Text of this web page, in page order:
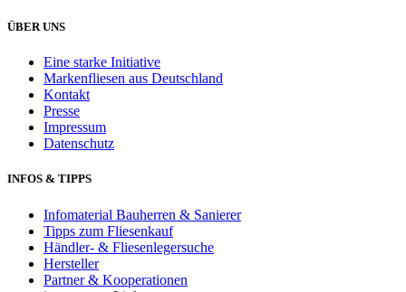
ÜBER UNS
Eine starke Initiative
Markenfliesen aus Deutschland
Kontakt
Presse
Impressum
Datenschutz
INFOS & TIPPS
Infomaterial Bauherren & Sanierer
Tipps zum Fliesenkauf
Händler- & Fliesenlegersuche
Hersteller
Partner & Kooperationen